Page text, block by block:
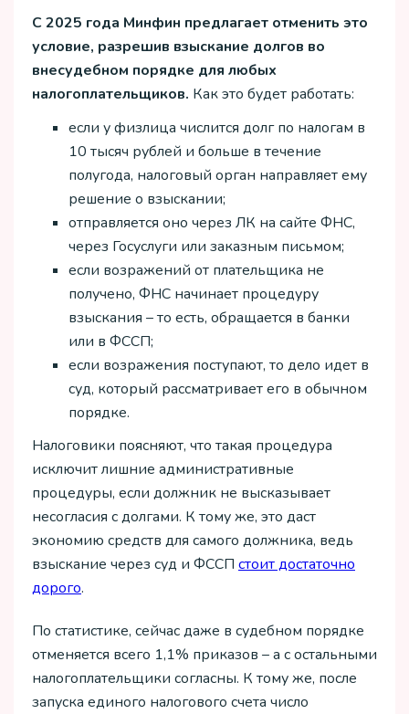
С 2025 года Минфин предлагает отменить это
условие, разрешив взыскание долгов во
внесудебном порядке для любых
налогоплательщиков. Как это будет работать:
если у физлица числится долг по налогам в
10 тысяч рублей и больше в течение
полугода, налоговый орган направляет ему
решение о взыскании;
отправляется оно через ЛК на сайте ФНС,
через Госуслуги или заказным письмом;
если возражений от плательщика не
получено, ФНС начинает процедуру
взыскания – то есть, обращается в банки
или в ФССП;
если возражения поступают, то дело идет в
суд, который рассматривает его в обычном
порядке.
Налоговики поясняют, что такая процедура
исключит лишние административные
процедуры, если должник не высказывает
несогласия с долгами. К тому же, это даст
экономию средств для самого должника, ведь
взыскание через суд и ФССП стоит достаточно
дорого.
По статистике, сейчас даже в судебном порядке
отменяется всего 1,1% приказов – а с остальными
налогоплательщики согласны. К тому же, после
запуска единого налогового счета число